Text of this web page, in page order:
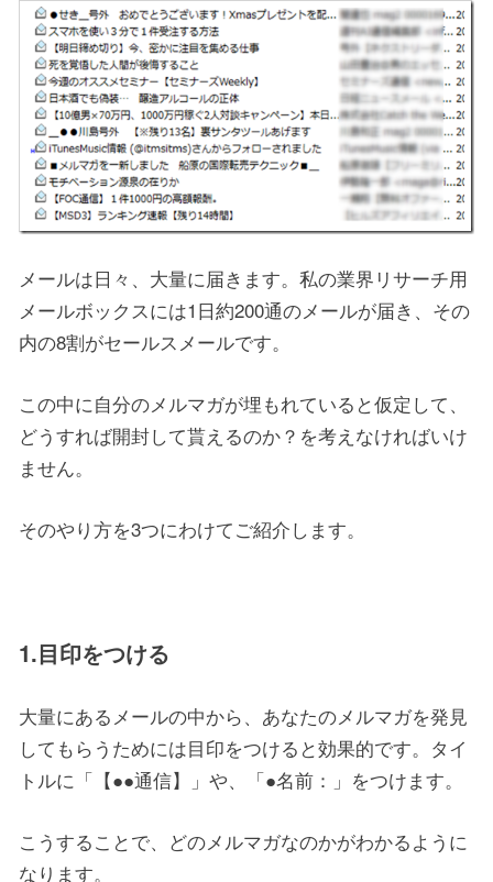
メールは日々、大量に届きます。私の業界リサーチ用
メールボックスには1日約200通のメールが届き、その
内の8割がセールスメールです。
この中に自分のメルマガが埋もれていると仮定して、
どうすれば開封して貰えるのか？を考えなければいけ
ません。
そのやり方を3つにわけてご紹介します。
1.目印をつける
大量にあるメールの中から、あなたのメルマガを発見
してもらうためには目印をつけると効果的です。タイ
トルに「【●●通信】」や、「●名前：」をつけます。
こうすることで、どのメルマガなのかがわかるように
なります。